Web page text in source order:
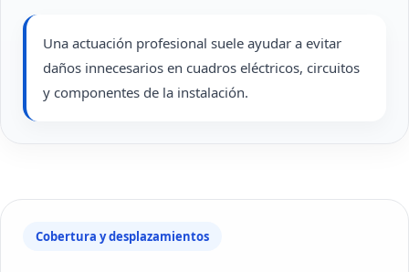
Una actuación profesional suele ayudar a evitar
daños innecesarios en cuadros eléctricos, circuitos
y componentes de la instalación.
Cobertura y desplazamientos